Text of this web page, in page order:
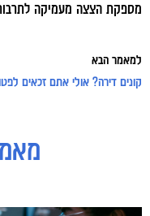
מספקת הצצה מעמיקה לתרבות
למאמר הבא